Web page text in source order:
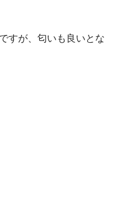
すが、匂いも良いとな